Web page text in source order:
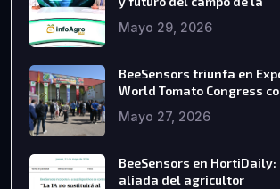
Mayo 29, 2026
BeeSensors triunfa en
World Tomato Congress
Mayo 27, 2026
BeeSensors en HortiDaily:
aliada del agricultor